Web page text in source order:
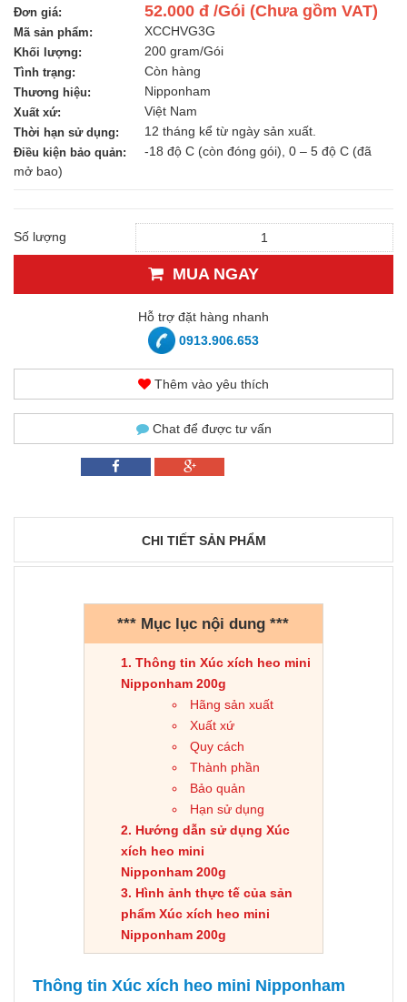
Đơn giá: 52.000 đ /Gói (Chưa gồm VAT)
Mã sản phẩm: XCCHVG3G
Khối lượng: 200 gram/Gói
Tình trạng: Còn hàng
Thương hiệu: Nipponham
Xuất xứ: Việt Nam
Thời hạn sử dụng: 12 tháng kể từ ngày sản xuất.
Điều kiện bảo quản:
-18 độ C (còn đóng gói), 0 – 5 độ C (đã
mở bao)
Số lượng
MUA NGAY
Hỗ trợ đặt hàng nhanh
0913.906.653
Thêm vào yêu thích
Chat để được tư vấn
CHI TIẾT SẢN PHẨM
*** Mục lục nội dung ***
Thông tin Xúc xích heo mini
Nipponham 200g
Hãng sản xuất
Xuất xứ
Quy cách
Thành phần
Bảo quản
Hạn sử dụng
Hướng dẫn sử dụng Xúc
xích heo mini
Nipponham 200g
Hình ảnh thực tế của sản
phẩm Xúc xích heo mini
Nipponham 200g
Thông tin Xúc xích heo mini Nipponham